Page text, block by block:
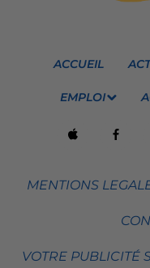
ACCUEIL
EMPLOI
MENTIONS
VOTRE PUBLICITÉ